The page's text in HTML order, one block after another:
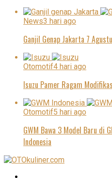
News3 hari ago
Ganjil Genap Jakarta 7
Otomotif4 hari ago
Isuzu Pamer Ragam
Otomotif5 hari ago
GWM Bawa 3 Model Baru di
Indonesia